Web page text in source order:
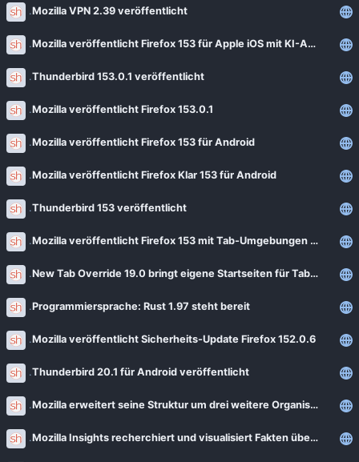
Mozilla VPN 2.39 veröffentlicht
Mozilla veröffentlicht Firefox 153 für Apple iOS mit KI-Assistent in den USA
Thunderbird 153.0.1 veröffentlicht
Mozilla veröffentlicht Firefox 153.0.1
Mozilla veröffentlicht Firefox 153 für Android
Mozilla veröffentlicht Firefox Klar 153 für Android
Thunderbird 153 veröffentlicht
Mozilla veröffentlicht Firefox 153 mit Tab-Umgebungen für alle Nutzer
New Tab Override 19.0 bringt eigene Startseiten für Tab-Gruppen und Tab-Umgebungen
Programmiersprache: Rust 1.97 steht bereit
Mozilla veröffentlicht Sicherheits-Update Firefox 152.0.6
Thunderbird 20.1 für Android veröffentlicht
Mozilla erweitert seine Struktur um drei weitere Organisationen
Mozilla Insights recherchiert und visualisiert Fakten über Mozilla